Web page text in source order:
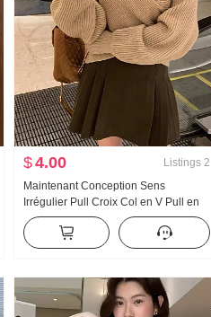
$4.00 Listings 2
Maintenant Conception Sens
Irrégulier Pull Croix Col en V Pull en
tricot Top Femme Automne et hiver
Pull tricoté Top